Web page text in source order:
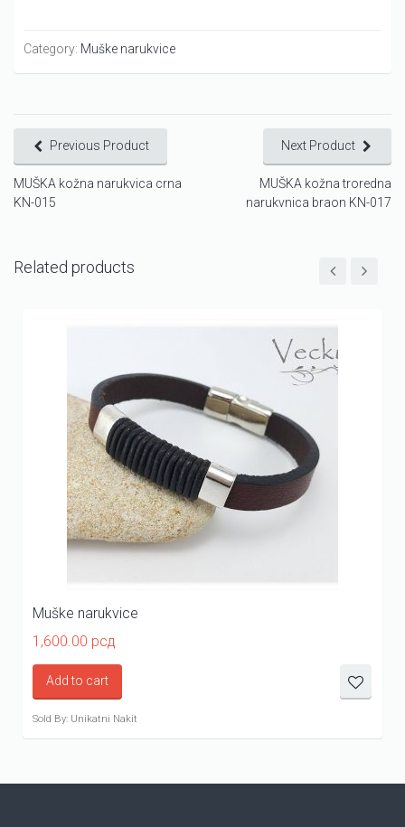
Category: Muške narukvice
Previous Product
MUŠKA kožna narukvica crna
KN-015
Next Product
MUŠKA kožna troredna
narukvnica braon KN-017
Related products
Muške narukvice
1,600.00 рсд
Add to cart
Sold By: Unikatni Nakit